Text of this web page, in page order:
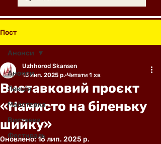
Пост
Анонси
Лекція
Майстерка
Виставка
Фестиваль
Анонси
Виставковий проєкт
«Намисто на біленьку
шийку»
Uzhhorod Skansen
15 лип. 2025 р. Читати 1 хв
Оновлено:16 лип. 2025 р.